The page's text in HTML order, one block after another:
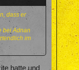
dass er
bei Adnan
im
hatte und